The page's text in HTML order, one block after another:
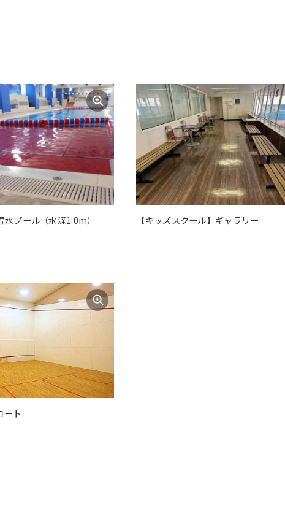
プール（水深1.0m） 【キッズスクール】ギャラリー
ート
website is
use an automatic
the Japanese
website will be
so it may
translation.
may differ from the
We ask that you
this before using